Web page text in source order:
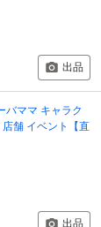
出品
バママ キャラク
舗 イベント【直
出品